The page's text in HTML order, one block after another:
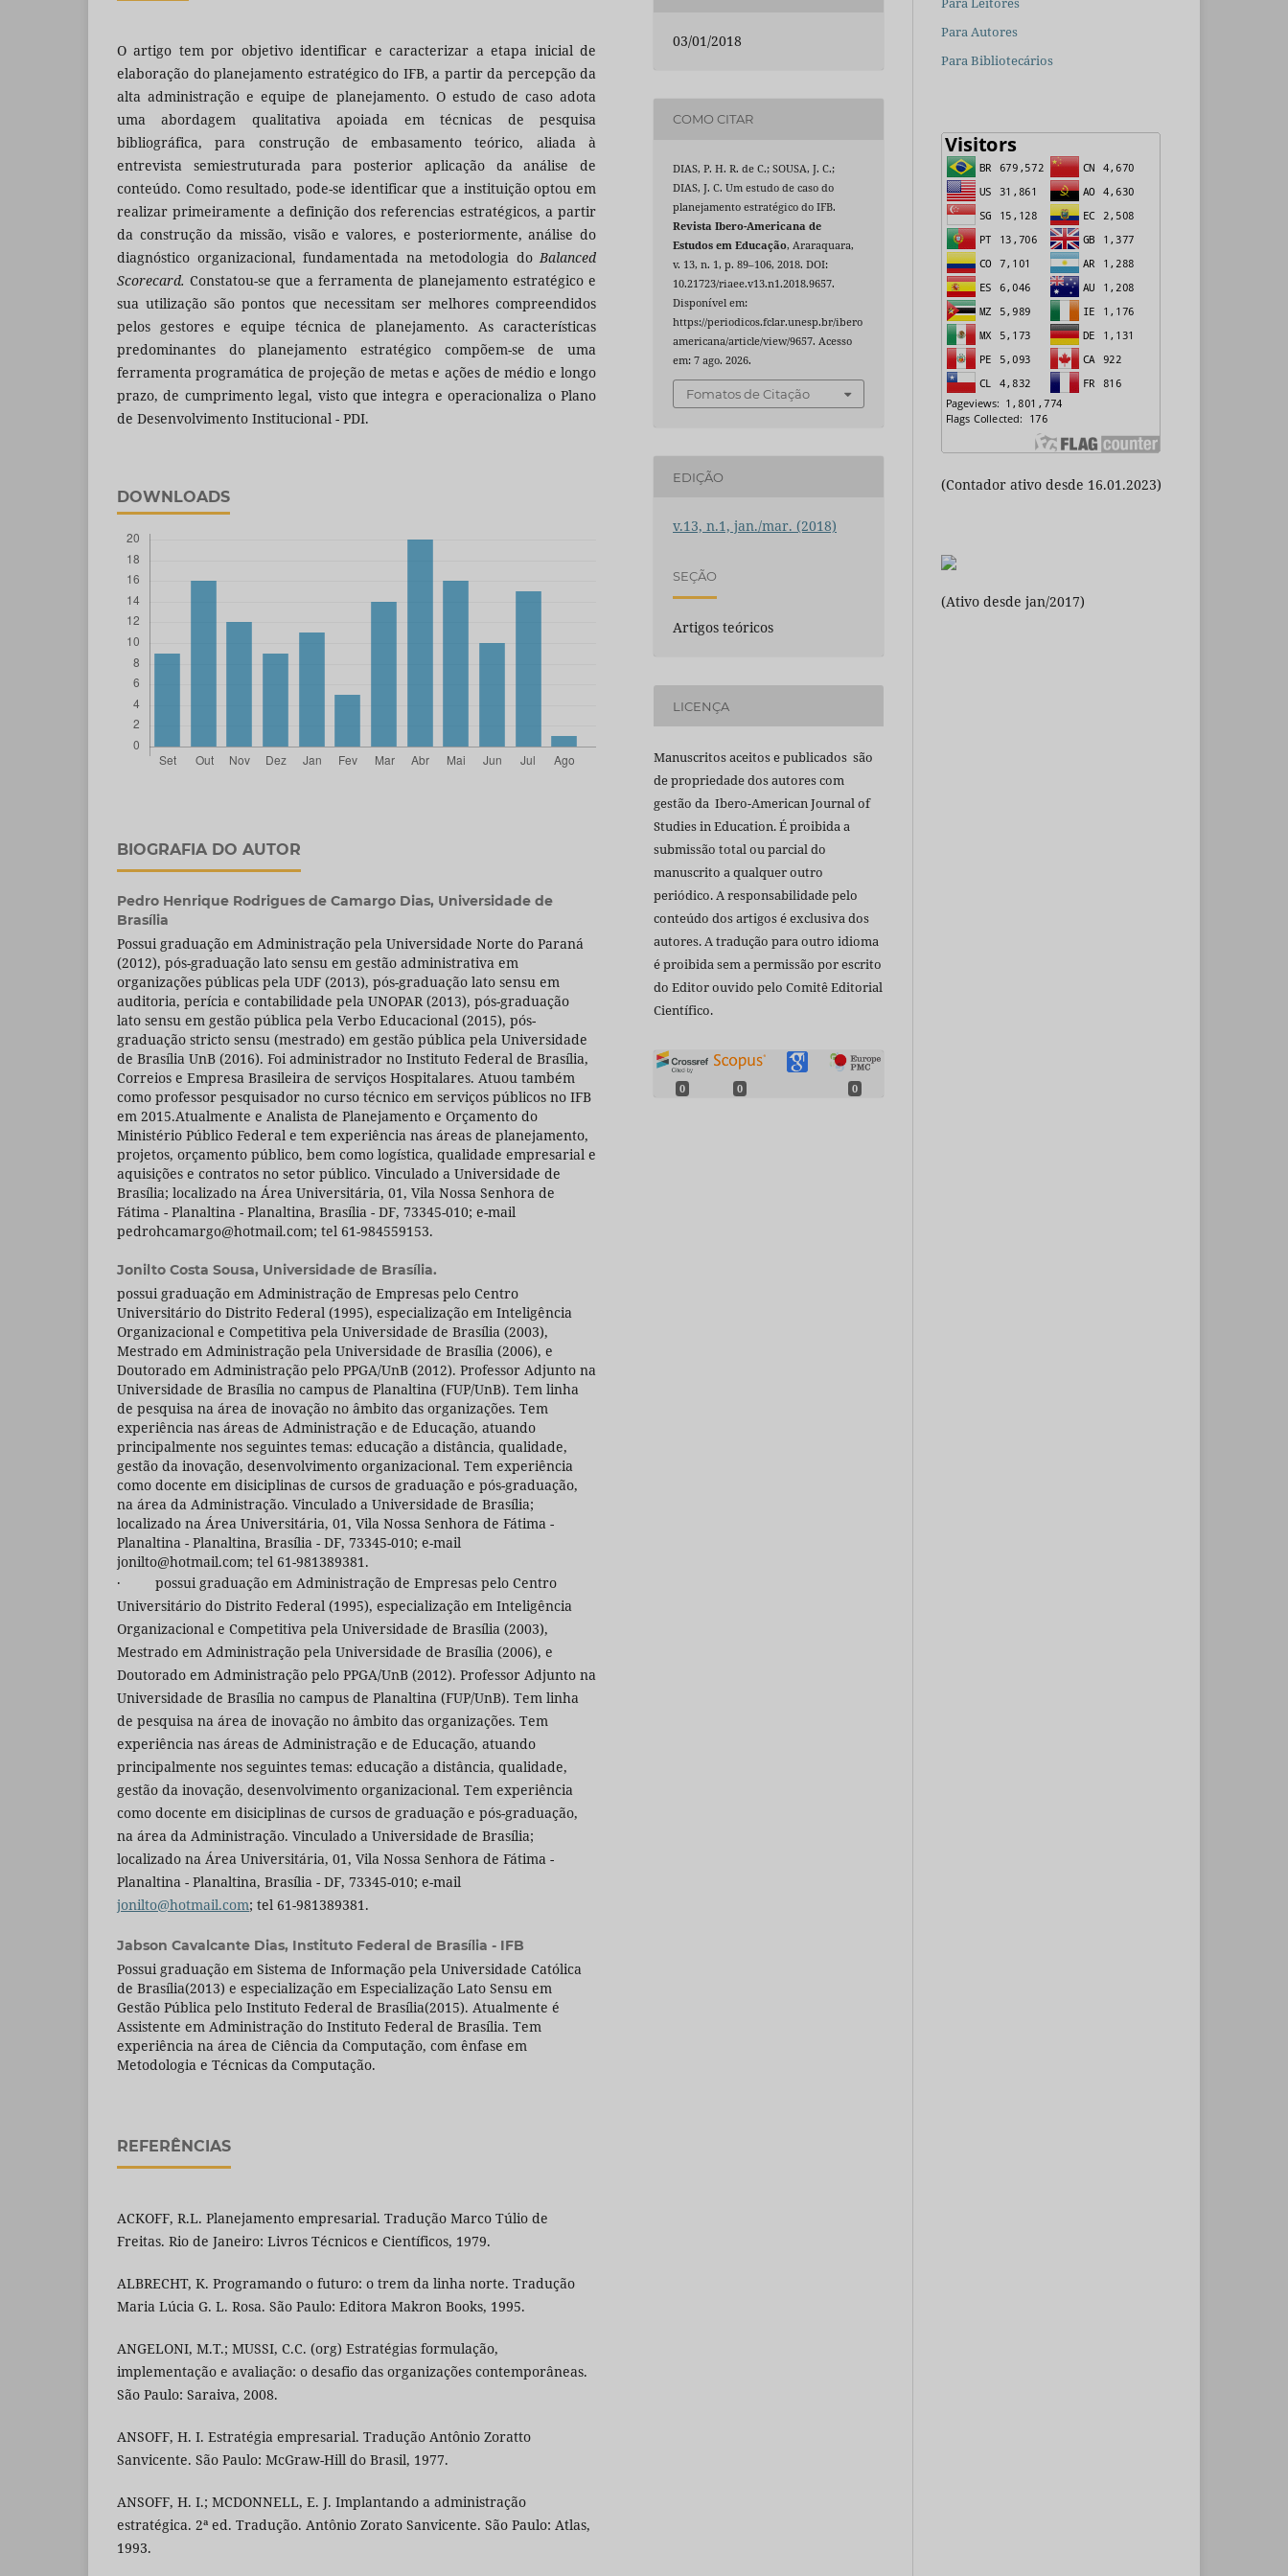
O artigo tem por objetivo identificar e caracterizar a etapa inicial de
elaboração do planejamento estratégico do IFB, a partir da percepção da
alta administração e equipe de planejamento. O estudo de caso adota
uma abordagem qualitativa apoiada em técnicas de pesquisa
bibliográfica, para construção de embasamento teórico, aliada à
entrevista semiestruturada para posterior aplicação da análise de
conteúdo. Como resultado, pode-se identificar que a instituição optou em
realizar primeiramente a definição dos referencias estratégicos, a partir
da construção da missão, visão e valores, e posteriormente, análise do
diagnóstico organizacional, fundamentada na metodologia do Balanced
Scorecard. Constatou-se que a ferramenta de planejamento estratégico e
sua utilização são pontos que necessitam ser melhores compreendidos
pelos gestores e equipe técnica de planejamento. As características
predominantes do planejamento estratégico compõem-se de uma
ferramenta programática de projeção de metas e ações de médio e longo
prazo, de cumprimento legal, visto que integra e operacionaliza o Plano
de Desenvolvimento Institucional - PDI.
DOWNLOADS
BIOGRAFIA DO AUTOR
Pedro Henrique Rodrigues de Camargo Dias, Universidade de
Brasília
Possui graduação em Administração pela Universidade Norte do Paraná
(2012), pós-graduação lato sensu em gestão administrativa em
organizações públicas pela UDF (2013), pós-graduação lato sensu em
auditoria, perícia e contabilidade pela UNOPAR (2013), pós-graduação
lato sensu em gestão pública pela Verbo Educacional (2015), pós-
graduação stricto sensu (mestrado) em gestão pública pela Universidade
de Brasília UnB (2016). Foi administrador no Instituto Federal de Brasília,
Correios e Empresa Brasileira de serviços Hospitalares. Atuou também
como professor pesquisador no curso técnico em serviços públicos no IFB
em 2015.Atualmente e Analista de Planejamento e Orçamento do
Ministério Público Federal e tem experiência nas áreas de planejamento,
projetos, orçamento público, bem como logística, qualidade empresarial e
aquisições e contratos no setor público. Vinculado a Universidade de
Brasília; localizado na Área Universitária, 01, Vila Nossa Senhora de
Fátima - Planaltina - Planaltina, Brasília - DF, 73345-010; e-mail
pedrohcamargo@hotmail.com; tel 61-984559153.
Jonilto Costa Sousa, Universidade de Brasília.
possui graduação em Administração de Empresas pelo Centro
Universitário do Distrito Federal (1995), especialização em Inteligência
Organizacional e Competitiva pela Universidade de Brasília (2003),
Mestrado em Administração pela Universidade de Brasília (2006), e
Doutorado em Administração pelo PPGA/UnB (2012). Professor Adjunto na
Universidade de Brasília no campus de Planaltina (FUP/UnB). Tem linha
de pesquisa na área de inovação no âmbito das organizações. Tem
experiência nas áreas de Administração e de Educação, atuando
principalmente nos seguintes temas: educação a distância, qualidade,
gestão da inovação, desenvolvimento organizacional. Tem experiência
como docente em disiciplinas de cursos de graduação e pós-graduação,
na área da Administração. Vinculado a Universidade de Brasília;
localizado na Área Universitária, 01, Vila Nossa Senhora de Fátima -
Planaltina - Planaltina, Brasília - DF, 73345-010; e-mail
jonilto@hotmail.com; tel 61-981389381.
· possui graduação em Administração de Empresas pelo Centro
Universitário do Distrito Federal (1995), especialização em Inteligência
Organizacional e Competitiva pela Universidade de Brasília (2003),
Mestrado em Administração pela Universidade de Brasília (2006), e
Doutorado em Administração pelo PPGA/UnB (2012). Professor Adjunto na
Universidade de Brasília no campus de Planaltina (FUP/UnB). Tem linha
de pesquisa na área de inovação no âmbito das organizações. Tem
experiência nas áreas de Administração e de Educação, atuando
principalmente nos seguintes temas: educação a distância, qualidade,
gestão da inovação, desenvolvimento organizacional. Tem experiência
como docente em disiciplinas de cursos de graduação e pós-graduação,
na área da Administração. Vinculado a Universidade de Brasília;
localizado na Área Universitária, 01, Vila Nossa Senhora de Fátima -
Planaltina - Planaltina, Brasília - DF, 73345-010; e-mail
jonilto@hotmail.com; tel 61-981389381.
Jabson Cavalcante Dias, Instituto Federal de Brasília - IFB
Possui graduação em Sistema de Informação pela Universidade Católica
de Brasília(2013) e especialização em Especialização Lato Sensu em
Gestão Pública pelo Instituto Federal de Brasília(2015). Atualmente é
Assistente em Administração do Instituto Federal de Brasília. Tem
experiência na área de Ciência da Computação, com ênfase em
Metodologia e Técnicas da Computação.
REFERÊNCIAS
ACKOFF, R.L. Planejamento empresarial. Tradução Marco Túlio de
Freitas. Rio de Janeiro: Livros Técnicos e Científicos, 1979.
ALBRECHT, K. Programando o futuro: o trem da linha norte. Tradução
Maria Lúcia G. L. Rosa. São Paulo: Editora Makron Books, 1995.
ANGELONI, M.T.; MUSSI, C.C. (org) Estratégias formulação,
implementação e avaliação: o desafio das organizações contemporâneas.
São Paulo: Saraiva, 2008.
ANSOFF, H. I. Estratégia empresarial. Tradução Antônio Zoratto
Sanvicente. São Paulo: McGraw-Hill do Brasil, 1977.
ANSOFF, H. I.; MCDONNELL, E. J. Implantando a administração
estratégica. 2ª ed. Tradução. Antônio Zorato Sanvicente. São Paulo: Atlas,
1993.
03/01/2018
COMO CITAR
DIAS, P. H. R. de C.; SOUSA, J. C.;
DIAS, J. C. Um estudo de caso do
planejamento estratégico do IFB.
Revista Ibero-Americana de
Estudos em Educação, Araraquara,
v. 13, n. 1, p. 89–106, 2018. DOI:
10.21723/riaee.v13.n1.2018.9657.
Disponível em:
https://periodicos.fclar.unesp.br/ibero
americana/article/view/9657. Acesso
em: 7 ago. 2026.
Fomatos de Citação
EDIÇÃO
v.13, n.1, jan./mar. (2018)
SEÇÃO
Artigos teóricos
LICENÇA
Manuscritos aceitos e publicados são
de propriedade dos autores com
gestão da Ibero-American Journal of
Studies in Education. É proibida a
submissão total ou parcial do
manuscrito a qualquer outro
periódico. A responsabilidade pelo
conteúdo dos artigos é exclusiva dos
autores. A tradução para outro idioma
é proibida sem a permissão por escrito
do Editor ouvido pelo Comitê Editorial
Científico.
0 0 0
Para Autores
Para Bibliotecários
(Contador ativo desde 16.01.2023)
(Ativo desde jan/2017)